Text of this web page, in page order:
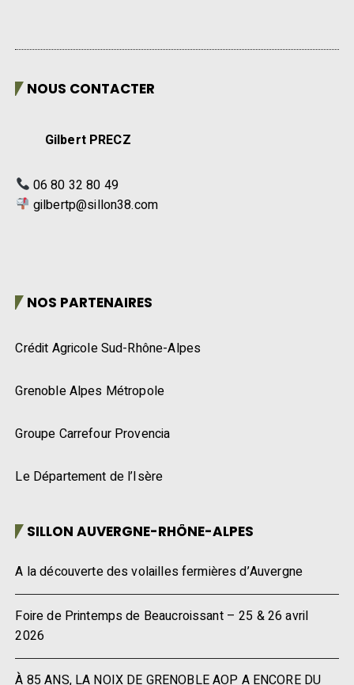
NOUS CONTACTER
Gilbert PRECZ
06 80 32 80 49
gilbertp@sillon38.com
NOS PARTENAIRES
Crédit Agricole Sud-Rhône-Alpes
Grenoble Alpes Métropole
Groupe Carrefour Provencia
Le Département de l’Isère
SILLON AUVERGNE-RHÔNE-ALPES
A la découverte des volailles fermières d’Auvergne
Foire de Printemps de Beaucroissant – 25 & 26 avril
2026
À 85 ANS, LA NOIX DE GRENOBLE AOP A ENCORE DU